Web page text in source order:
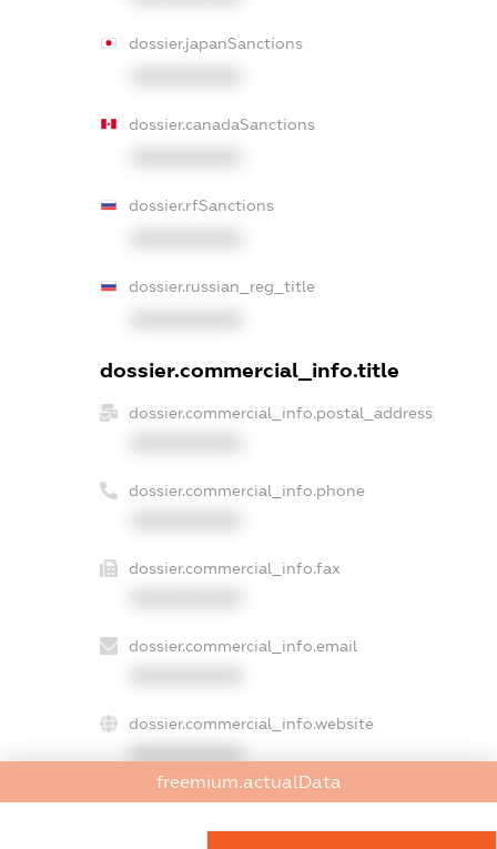
dossier.japanSanctions
dossier.canadaSanctions
dossier.rfSanctions
dossier.russian_reg_title
dossier.commercial_info.title
dossier.commercial_info.postal_address
dossier.commercial_info.phone
dossier.commercial_info.fax
dossier.commercial_info.email
dossier.commercial_info.website
dossier.commercial_info.activity
XXXXXXXXXX
freemium.actualData